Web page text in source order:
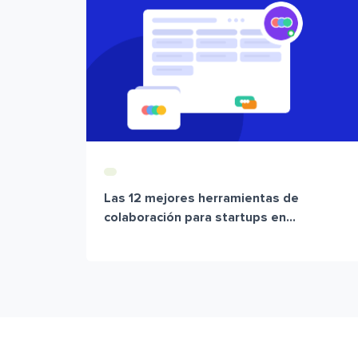
Las 12 mejores herramientas de
colaboración para startups en...